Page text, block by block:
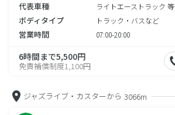
代表車種 ライトエーストラック 等
ボディタイプ トラック・バスなど
営業時間 07:00-20:00
6時間まで5,500円
免責補償制度1,100円
ジャズライブ・カスターから 3066m